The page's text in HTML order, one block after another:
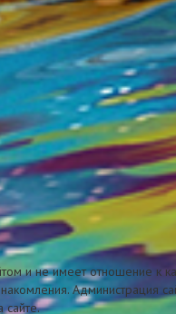
и не имеет отношение к
Администрация
сайте.